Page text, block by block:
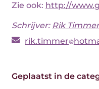
Zie ook: http://
Schrijver: Rik Timmer
rik.timmer
Geplaatst in de